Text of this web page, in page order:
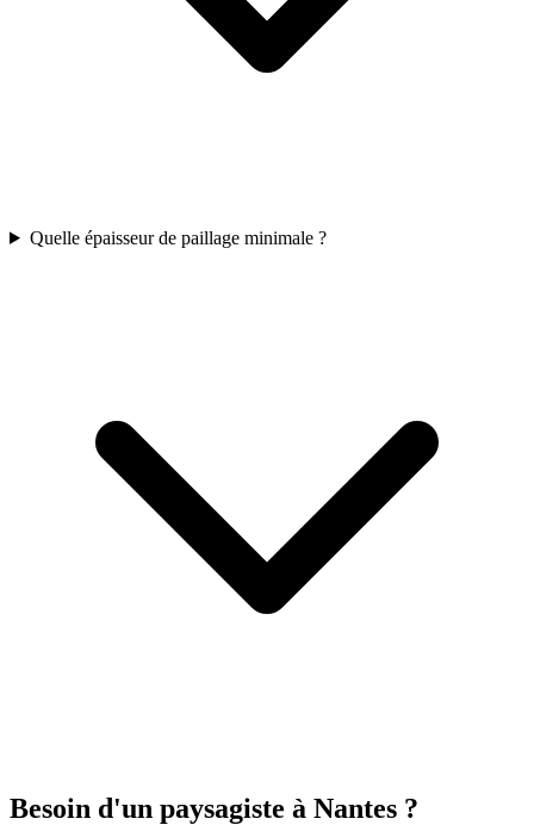
Quelle épaisseur de paillage minimale ?
Besoin d'un paysagiste à Nantes ?